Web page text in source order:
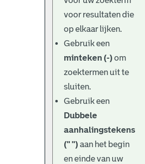
voor resultaten die
op elkaar lijken.
Gebruik een
minteken (-) om
zoektermen uit te
sluiten.
Gebruik een
Dubbele
aanhalingstekens
(" ") aan het begin
en einde van uw